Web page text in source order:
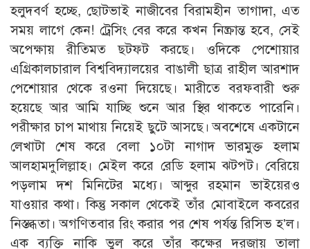
হলুদবর্ণ হচ্ছে, ছোটভাই নাজীবের বিরামহীন তাগাদা, এত
সময় লাগে কেন! ট্রেসিং বের করে কখন নিষ্ক্রান্ত হবে, সেই
অপেক্ষায় রীতিমত ছটফট করছে। ওদিকে পেশোয়ার
এগ্রিকালচারাল বিশ্ববিদ্যালয়ের বাঙালী ছাত্র রাহীল আরশাদ
পেশোয়ার থেকে রওনা দিয়েছে। মারীতে বরফবারী শুরু
হয়েছে আর আমি যাচ্ছি শুনে আর স্থির থাকতে পারেনি।
পরীক্ষার চাপ মাথায় নিয়েই ছুটে আসছে। অবশেষে একটানে
লেখাটা শেষ করে বেলা ১০টা নাগাদ ভারমুক্ত হলাম
আলহামদুলিল্লাহ। মেইল করে রেডি হলাম ঝটপট। বেরিয়ে
পড়লাম দশ মিনিটের মধ্যে। আব্দুর রহমান ভাইয়েরও
যাওয়ার কথা। কিন্তু সকাল থেকেই তাঁর মোবাইলে কবরের
নিস্তব্ধতা। অগণিতবার রিং করার পর শেষ পর্যন্ত রিসিভ হ’ল।
এক ব্যক্তি নাকি ভুল করে তাঁর কক্ষের দরজায় তালা